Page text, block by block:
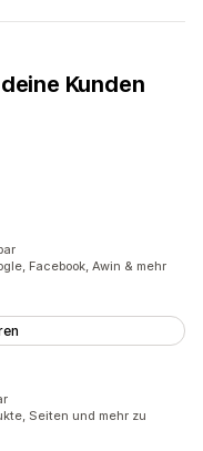
Kunden
Facebook, Awin & mehr
Seiten und mehr zu